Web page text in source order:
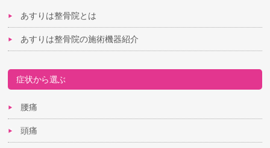
あすりは整骨院とは
あすりは整骨院の施術機器紹介
症状から選ぶ
腰痛
頭痛